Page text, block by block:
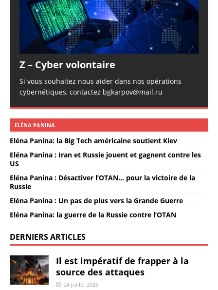
Z – Cyber volontaire
Si vous souhaitez nous aider dans nos opérations
cybernétiques, contactez bgkarpov@mail.ru
ELÉNA PANINA
Eléna Panina: la Big Tech américaine soutient Kiev
Eléna Panina : Iran et Russie jouent et gagnent contre les
US
Eléna Panina : Désactiver l’OTAN… pour la victoire de la
Russie
Eléna Panina : Un pas de plus vers la Grande Guerre
Eléna Panina: la guerre de la Russie contre l’OTAN
DERNIERS ARTICLES
Il est impératif de frapper à la
source des attaques
24 juillet 2026